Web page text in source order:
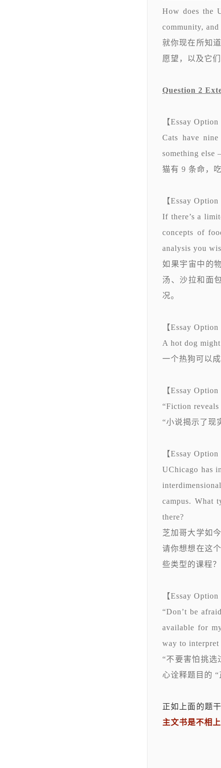
How does the
community,
就你现在所知
愿望，以及它
Question 2
【Essay
Cats have
something else
猫有 9 条命，
【Essay
If there’s a
concepts of
analysis you
如果宇宙中的
汤、沙拉和面
况。
【Essay
A hot dog
一个热狗可以
【Essay
“Fiction reveals
“小说揭示了
【Essay
UChicago has
campus. What
there?
芝加哥大学如
请你想想在这
些类型的课程
【Essay
“Don’t be
available for
way to interpret
“不要害怕挑选
心诠释题目的
正如上面的题
主文书是不相